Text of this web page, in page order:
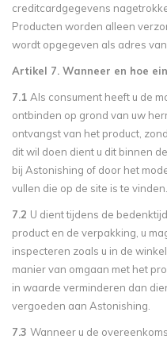
creditcardgegevens
Producten worden alleen
wordt opgegeven als adres
Artikel 7. Wanneer en hoe
7.1 Als consument heeft u de
ontbinden op grond van uw
ontvangst van het product,
dit wil doen dient u dit binnen
bij Astonishing of door het
vullen die op de site is te vinden.
7.2 U dient tijdens de
product en de verpakking, u
inspecteren zoals u in de
manier van omgaan met het
in waarde verminderen dan
vergoeden aan Astonishing.
7.3 Wanneer u de